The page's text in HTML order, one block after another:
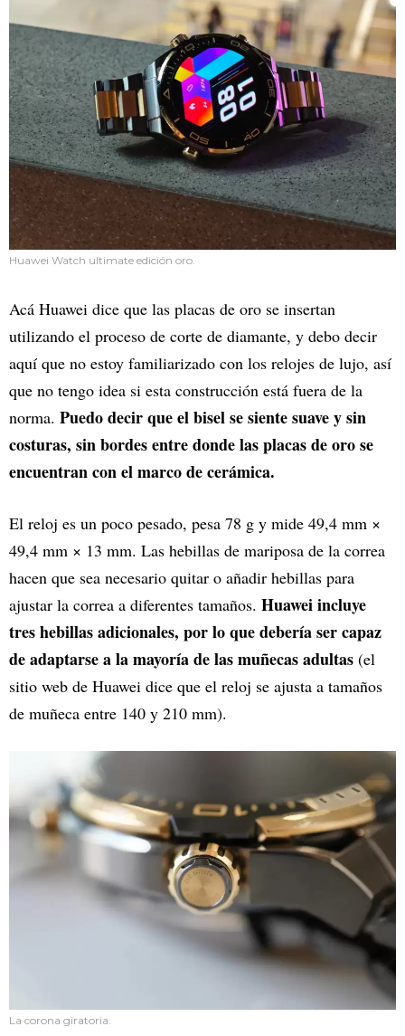
Huawei Watch ultimate edición oro.
Acá Huawei dice que las placas de oro se insertan
utilizando el proceso de corte de diamante, y debo decir
aquí que no estoy familiarizado con los relojes de lujo, así
que no tengo idea si esta construcción está fuera de la
norma. Puedo decir que el bisel se siente suave y sin
costuras, sin bordes entre donde las placas de oro se
encuentran con el marco de cerámica.
El reloj es un poco pesado, pesa 78 g y mide 49,4 mm ×
49,4 mm × 13 mm. Las hebillas de mariposa de la correa
hacen que sea necesario quitar o añadir hebillas para
ajustar la correa a diferentes tamaños. Huawei incluye
tres hebillas adicionales, por lo que debería ser capaz
de adaptarse a la mayoría de las muñecas adultas (el
sitio web de Huawei dice que el reloj se ajusta a tamaños
de muñeca entre 140 y 210 mm).
La corona giratoria.